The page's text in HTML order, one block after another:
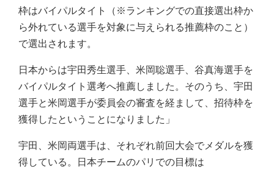
枠はバイパルタイト（※ランキングでの直接選出枠か
ら外れている選手を対象に与えられる推薦枠のこと）
で選出されます。
日本からは宇田秀生選手、米岡聡選手、谷真海選手を
バイパルタイト選考へ推薦しました。そのうち、宇田
選手と米岡選手が委員会の審査を経まして、招待枠を
獲得したということになりました」
宇田、米岡両選手は、それぞれ前回大会でメダルを獲
得している。日本チームのパリでの目標は